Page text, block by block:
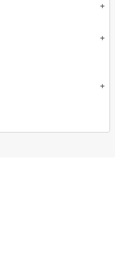
add
add
add